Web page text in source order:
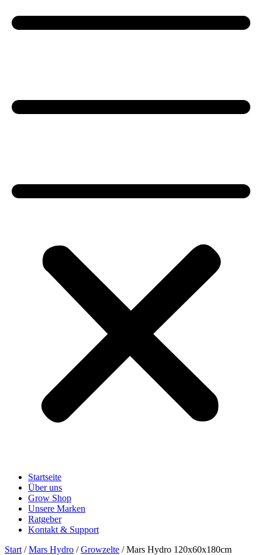
Startseite
Über uns
Grow Shop
Unsere Marken
Ratgeber
Kontakt & Support
Start /Mars Hydro /Growzelte / Mars Hydro 120x60x180cm